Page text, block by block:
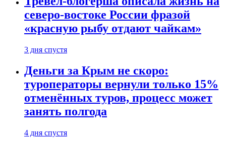
северо-востоке России фразой
«красную рыбу отдают чайкам»
3 дня спустя
Деньги за Крым не скоро:
туроператоры вернули только 15%
отменённых туров, процесс может
занять полгода
4 дня спустя